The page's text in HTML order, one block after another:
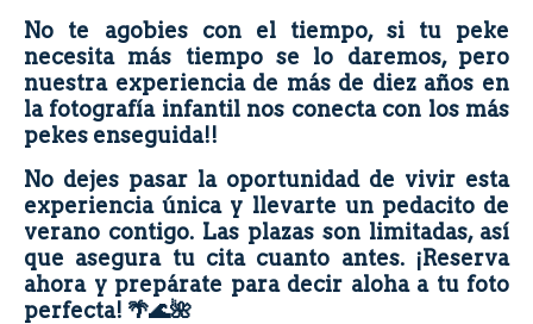
No te agobies con el tiempo, si tu peke
necesita más tiempo se lo daremos, pero
nuestra experiencia de más de diez años en
la fotografía infantil nos conecta con los más
pekes enseguida!!
No dejes pasar la oportunidad de vivir esta
experiencia única y llevarte un pedacito de
verano contigo. Las plazas son limitadas, así
que asegura tu cita cuanto antes. ¡Reserva
ahora y prepárate para decir aloha a tu foto
perfecta! 🌴🌊🌺